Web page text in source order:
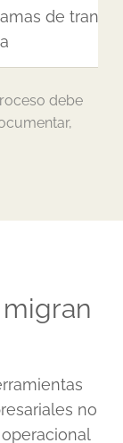
de
debe
no